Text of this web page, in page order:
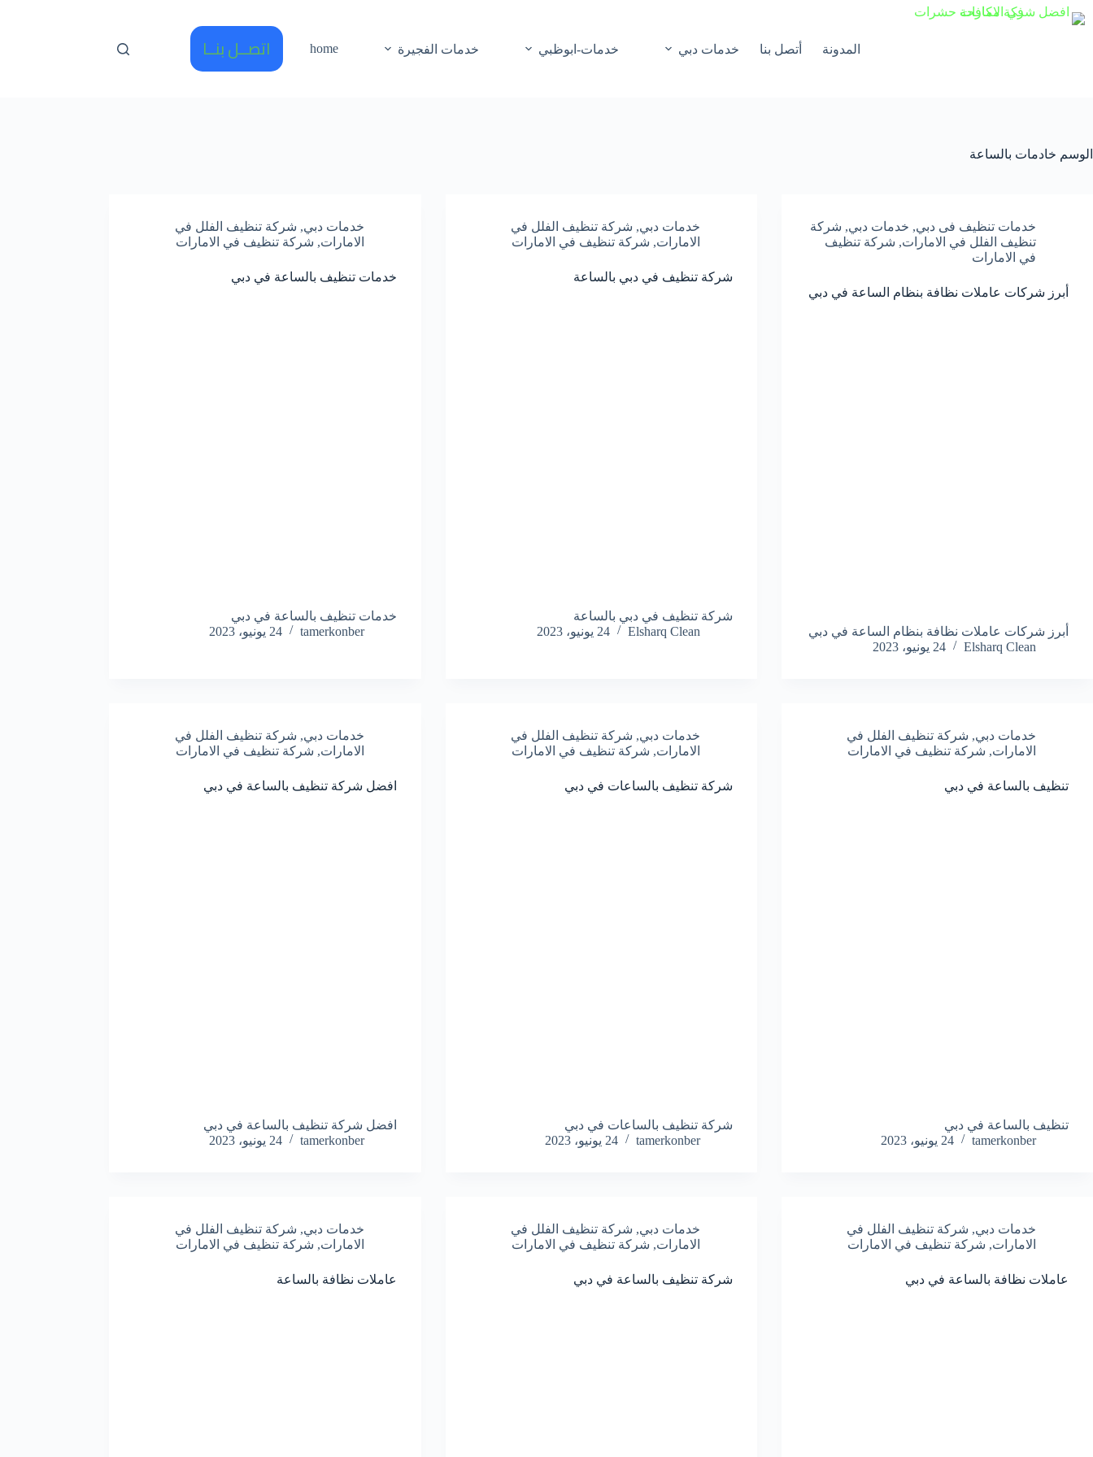
التجاوز
إلى
المدونة أتصل بنا خدمات دبي خدمات-ابوظبي خدمات الفجيرة home اتصــل بنــا
الوسم خادمات بالساعة
خدمات تنظيف فى دبي, خدمات دبي, شركة
تنظيف الفلل في الامارات, شركة تنظيف
في الامارات
أبرز شركات عاملات نظافة بنظام الساعة في دبي
أبرز شركات عاملات نظافة بنظام الساعة في دبي
Elsharq Clean
24 يونيو، 2023
خدمات دبي, شركة تنظيف الفلل في
الامارات, شركة تنظيف في الامارات
شركة تنظيف في دبي بالساعة
شركة تنظيف في دبي بالساعة
Elsharq Clean
24 يونيو، 2023
خدمات دبي, شركة تنظيف الفلل في
الامارات, شركة تنظيف في الامارات
خدمات تنظيف بالساعة في دبي
خدمات تنظيف بالساعة في دبي
tamerkonber
24 يونيو، 2023
خدمات دبي, شركة تنظيف الفلل في
الامارات, شركة تنظيف في الامارات
تنظيف بالساعة في دبي
تنظيف بالساعة في دبي
tamerkonber
24 يونيو، 2023
خدمات دبي, شركة تنظيف الفلل في
الامارات, شركة تنظيف في الامارات
شركة تنظيف بالساعات في دبي
شركة تنظيف بالساعات في دبي
tamerkonber
24 يونيو، 2023
خدمات دبي, شركة تنظيف الفلل في
الامارات, شركة تنظيف في الامارات
افضل شركة تنظيف بالساعة في دبي
افضل شركة تنظيف بالساعة في دبي
tamerkonber
24 يونيو، 2023
خدمات دبي, شركة تنظيف الفلل في
الامارات, شركة تنظيف في الامارات
عاملات نظافة بالساعة في دبي
خدمات دبي, شركة تنظيف الفلل في
الامارات, شركة تنظيف في الامارات
شركة تنظيف بالساعة في دبي
خدمات دبي, شركة تنظيف الفلل في
الامارات, شركة تنظيف في الامارات
عاملات نظافة بالساعة